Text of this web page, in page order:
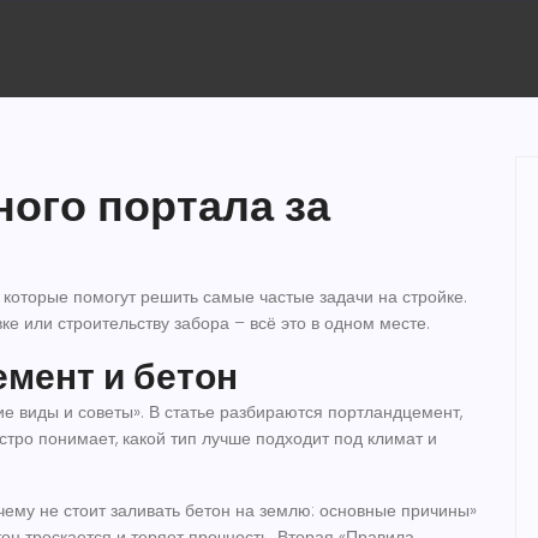
портала за
помогут решить самые частые задачи на стройке.
или строительству забора – всё это в одном месте.
и бетон
и советы». В статье разбираются портландцемент,
понимает, какой тип лучше подходит под климат и
не стоит заливать бетон на землю: основные причины»